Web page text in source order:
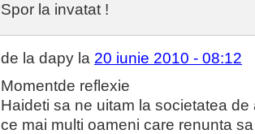
Spor la invatat !
de la dapy la 20 iunie 2010 - 08:12
Momentde reflexie
Haideti sa ne uitam la societatea
ce mai multi oameni care renunta